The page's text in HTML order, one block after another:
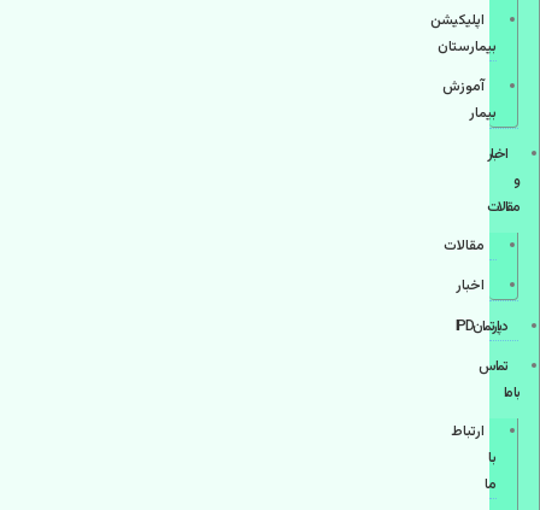
اپليكيشن
بيمارستان
آموزش
بیمار
اخبار
و
مقالات
مقالات
اخبار
دپارتمانIPD
تماس
با ما
ارتباط
با
ما